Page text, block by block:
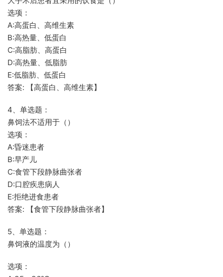
选项：
A:高蛋白、高维生素
B:高热量、低蛋白
C:高脂肪、高蛋白
D:高热量、低脂肪
E:低脂肪、低蛋白
答案: 【高蛋白、高维生素】
4、单选题：
鼻饲法不适用于（）
选项：
A:昏迷患者
B:早产儿
C:食管下段静脉曲张者
D:口腔疾患病人
E:拒绝进食患者
答案: 【食管下段静脉曲张者】
5、单选题：
鼻饲液的温度为（）
选项：